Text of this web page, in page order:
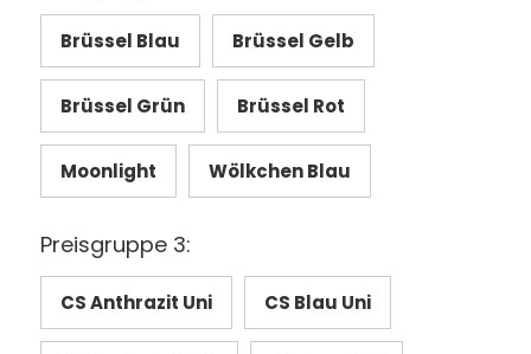
Brüssel Blau Brüssel Gelb
Brüssel Grün Brüssel Rot
Moonlight Wölkchen Blau
Preisgruppe 3:
CS Anthrazit Uni CS Blau Uni